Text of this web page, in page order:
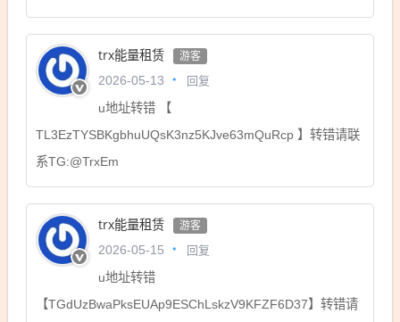
trx能量租赁 游客
2026-05-13 回复
u地址转错 【
TL3EzTYSBKgbhuUQsK3nz5KJve63mQuRcp 】转错请联
系TG:@TrxEm
trx能量租赁 游客
2026-05-15 回复
u地址转错
【TGdUzBwaPksEUAp9ESChLskzV9KFZF6D37】转错请